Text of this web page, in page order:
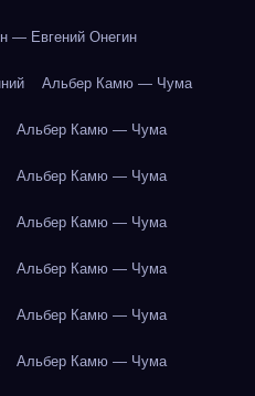
— Евгений Онегин
Альбер Камю — Чума
Альбер Камю — Чума
Альбер Камю — Чума
Альбер Камю — Чума
Альбер Камю — Чума
Альбер Камю — Чума
Альбер Камю — Чума